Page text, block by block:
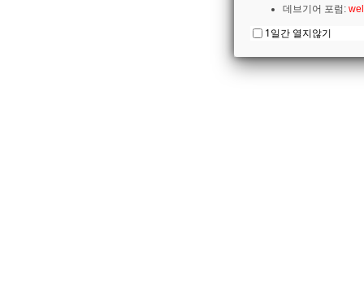
데브기어 포럼:
1일간 열지않기